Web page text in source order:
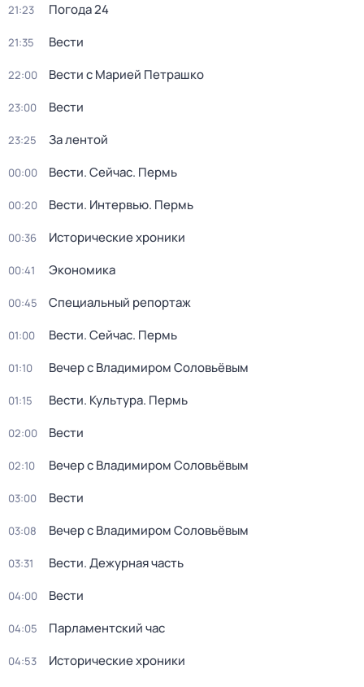
21:23 Погода 24
21:35 Вести
22:00 Вести с Марией Петрашко
23:00 Вести
23:25 За лентой
00:00 Вести. Сейчас. Пермь
00:20 Вести. Интервью. Пермь
00:36 Исторические хроники
00:41 Экономика
00:45 Специальный репортаж
01:00 Вести. Сейчас. Пермь
01:10 Вечер с Владимиром Соловьёвым
01:15 Вести. Культура. Пермь
02:00 Вести
02:10 Вечер с Владимиром Соловьёвым
03:00 Вести
03:08 Вечер с Владимиром Соловьёвым
03:31 Вести. Дежурная часть
04:00 Вести
04:05 Парламентский час
04:53 Исторические хроники